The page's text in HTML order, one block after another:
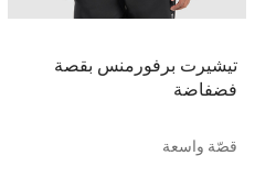
تيشيرت برفورمنس بقصة
فضفاضة
قصّة واسعة